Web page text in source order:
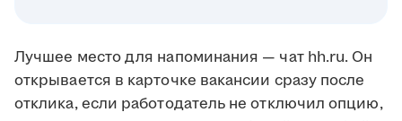
Лучшее место для напоминания — чат hh.ru. Он
открывается в карточке вакансии сразу после
отклика, если работодатель не отключил опцию,